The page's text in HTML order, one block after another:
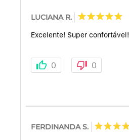
LUCIANA R.
Excelente! Super confortável!
0 0
FERDINANDA S.